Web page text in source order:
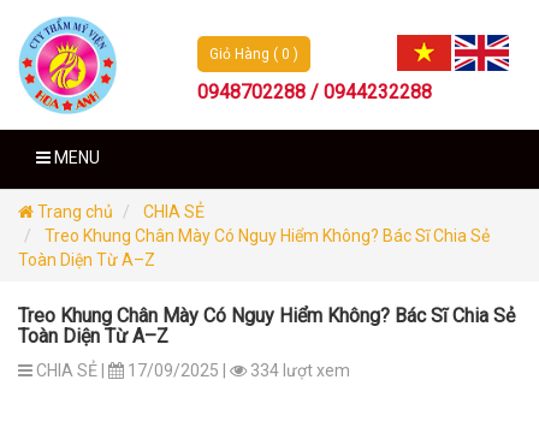
Giỏ Hàng ( 0 )
0948702288 / 0944232288
MENU
Trang chủ
CHIA SẺ
Treo Khung Chân Mày Có Nguy Hiểm Không? Bác Sĩ Chia Sẻ
Toàn Diện Từ A–Z
Treo Khung Chân Mày Có Nguy Hiểm Không? Bác Sĩ Chia Sẻ
Toàn Diện Từ A–Z
CHIA SẺ | 17/09/2025 | 334 lượt xem